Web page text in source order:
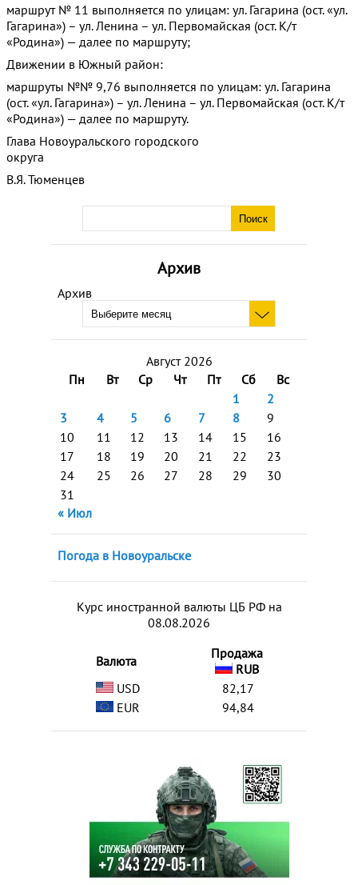
Архив
Архив
Август 2026
Пн
Вт Ср Чт Пт Сб
Вс
1
2
3
4 5 6 7 8
9
10
11 12 13 14 15
16
17
18 19 20 21 22
23
24
25 26 27 28 29
30
31
« Июл
Погода в Новоуральске
Курс иностранной валюты ЦБ РФ на
08.08.2026
Валюта
Продажа
RUB
USD
82,17
EUR
94,84
маршрут № 11 выполняется по улицам: ул. Гагарина (ост. «ул.
Гагарина») – ул. Ленина – ул. Первомайская (ост. К/т
«Родина») — далее по маршруту;
Движении в Южный район:
маршруты №№ 9,76 выполняется по улицам: ул. Гагарина
(ост. «ул. Гагарина») – ул. Ленина – ул. Первомайская (ост. К/т
«Родина») — далее по маршруту.
Глава Новоуральского городского
округа
В.Я. Тюменцев